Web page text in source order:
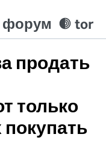
tor
форум
продать
только
покупать